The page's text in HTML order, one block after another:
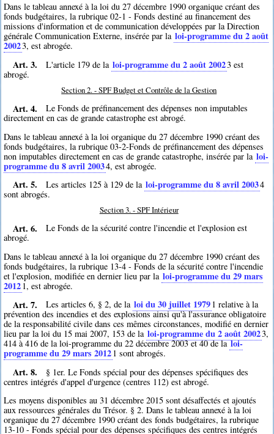
Dans le tableau annexé à la loi du 27 décembre 1990 organique créant des
fonds budgétaires, la rubrique 02-1 - Fonds destiné au financement des
missions d'information et de communication développées par la Direction
générale Communication Externe, insérée par la loi-programme du 2 août
20023, est abrogée.
Art. 3. L'article 179 de la loi-programme du 2 août 20023 est
abrogé.
Section 2. - SPF Budget et Contrôle de la Gestion
Art. 4.
Le Fonds de préfinancement des dépenses non imputables
directement en cas de grande catastrophe est abrogé.
Dans le tableau annexé à la loi organique du 27 décembre 1990 créant des
fonds budgétaires, la rubrique 03-2-Fonds de préfinancement des dépenses
non imputables directement en cas de grande catastrophe, insérée par la loi-
programme du 8 avril 20034, est abrogée.
Art. 5. Les articles 125 à 129 de la loi-programme du 8 avril 20034
sont abrogés.
Section 3. - SPF Intérieur
Art. 6.
Le Fonds de la sécurité contre l'incendie et l'explosion est
abrogé.
Dans le tableau annexé à la loi organique du 27 décembre 1990 créant des
fonds budgétaires, la rubrique 13-4 - Fonds de la sécurité contre l'incendie
et l'explosion, modifiée en dernier lieu par la loi-programme du 29 mars
2012 1, est abrogée.
Art. 7. Les articles 6, § 2, de la loi du 30 juillet 1979 1 relative à la
prévention des incendies et des explosions ainsi qu'à l'assurance obligatoire
de la responsabilité civile dans ces mêmes circonstances, modifié en dernier
lieu par la loi du 15 mai 2007, 153 de la loi-programme du 2 août 20023,
414 à 416 de la loi-programme du 22 décembre 2003 et 40 de laloi-
programme du 29 mars 2012 1 sont abrogés.
Art. 8.
§ 1er. Le Fonds spécial pour des dépenses spécifiques des
centres intégrés d'appel d'urgence (centres 112) est abrogé.
Les moyens disponibles au 31 décembre 2015 sont désaffectés et ajoutés
aux ressources générales du Trésor. § 2. Dans le tableau annexé à la loi
organique du 27 décembre 1990 créant des fonds budgétaires, la rubrique
13-10 - Fonds spécial pour des dépenses spécifiques des centres intégrés